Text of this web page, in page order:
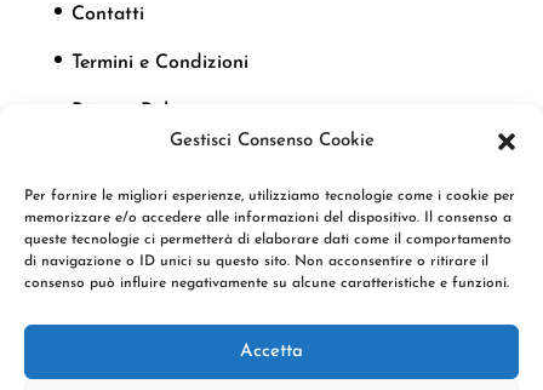
Gestisci Consenso Cookie
Per fornire le migliori esperienze, utilizziamo tecnologie come i cookie per
memorizzare e/o accedere alle informazioni del dispositivo. Il consenso a
queste tecnologie ci permetterà di elaborare dati come il comportamento
di navigazione o ID unici su questo sito. Non acconsentire o ritirare il
consenso può influire negativamente su alcune caratteristiche e funzioni.
Accetta
Contatti
Termini e Condizioni
Seguici